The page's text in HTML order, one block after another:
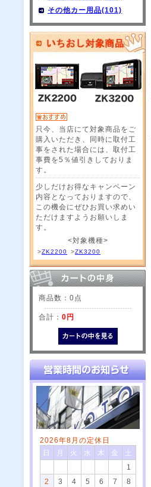
その他カー用品(101)
只今、当店にて対象商品をご
購入いただき、同時に取付工
事をされた場合には、取付工
事費を5％値引きしておりま
す。
少しだけお得なキャンペーン
内容となっておりますので、
この機会にぜひお買い求めい
ただけますようお願いしま
す。
<対象機種>
>ZK2200 >ZK3200
商品数：0点
合計： 0円
2026年8月の定休日
日
月 火 水 木 金
土
1
2
3 4 5 6 7
8